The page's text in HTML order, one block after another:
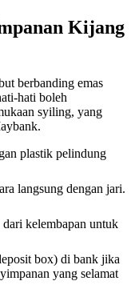
Kijang
berbanding emas
hati boleh
syiling, yang
plastik pelindung
langsung dengan jari.
kelembapan untuk
box) di bank jika
yang selamat